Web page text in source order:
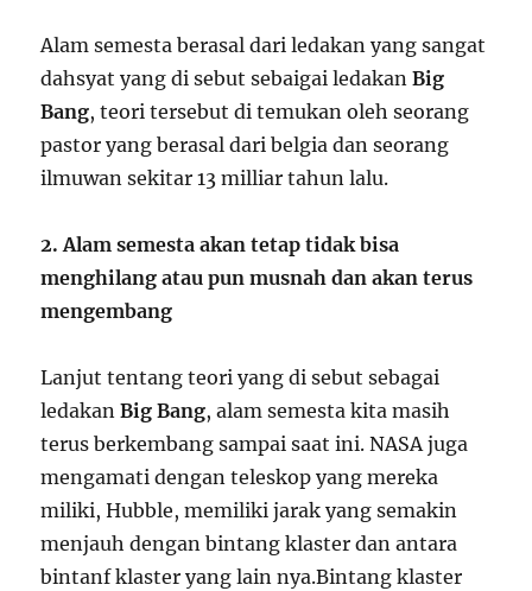
Alam semesta berasal dari ledakan yang sangat
dahsyat yang di sebut sebaigai ledakanBig
Bang, teori tersebut di temukan oleh seorang
pastor yang berasal dari belgia dan seorang
ilmuwan sekitar 13 milliar tahun lalu.
2. Alam semesta akan tetap tidak bisa
menghilang atau pun musnah dan akan terus
mengembang
Lanjut tentang teori yang di sebut sebagai
ledakanBig Bang, alam semesta kita masih
terus berkembang sampai saat ini. NASA juga
mengamati dengan teleskop yang mereka
miliki, Hubble, memiliki jarak yang semakin
menjauh dengan bintang klaster dan antara
bintanf klaster yang lain nya.Bintang klaster